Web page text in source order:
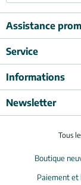
Assistance
Service
Informations
Newsletter
Tous
Boutique
Paiement et